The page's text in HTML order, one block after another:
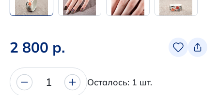
+7 (926) 702-09-76
2 800 р.
1 Осталось: 1 шт.